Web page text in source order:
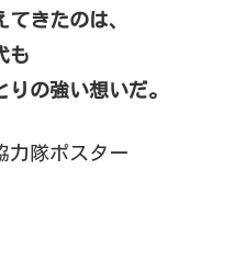
てきたのは、
も
りの強い想いだ。
力隊ポスター